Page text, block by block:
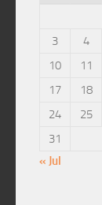
3
4
10
11
17
18
24
25
31
« Jul